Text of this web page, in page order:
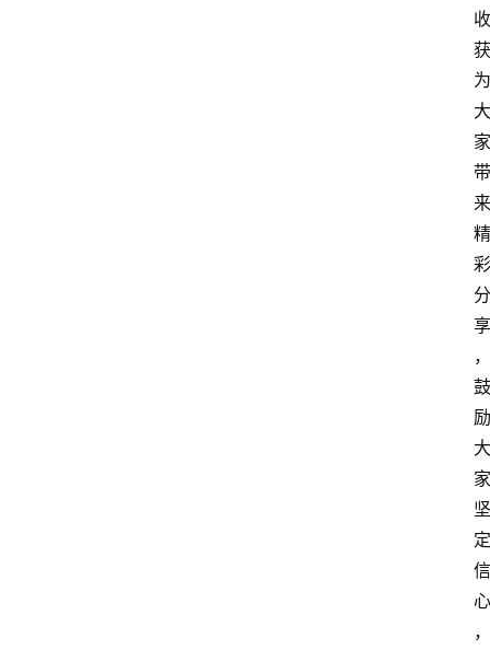
收
获
为
大
家
带
来
精
彩
分
享
，
鼓
励
大
家
坚
定
信
心
，